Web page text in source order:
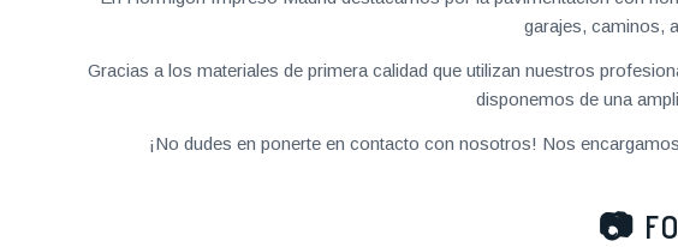
garajes, caminos,
Gracias a los materiales de primera calidad que utilizan nuestros
disponemos de una
¡No dudes en ponerte en contacto con nosotros! Nos
📷